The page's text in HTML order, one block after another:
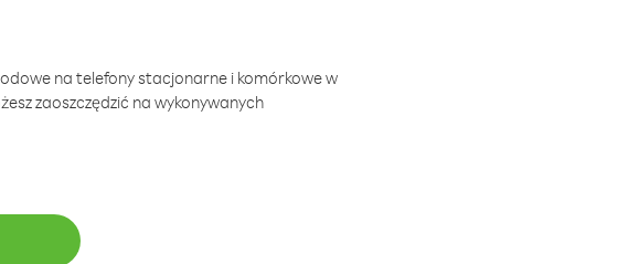
na telefony stacjonarne i komórkowe w
zaoszczędzić na wykonywanych